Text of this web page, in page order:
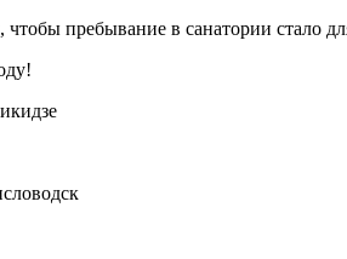
пребывание в санатории стало